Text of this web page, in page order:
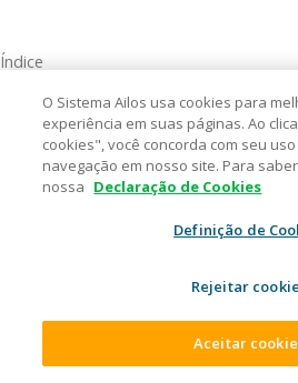
Índice
Add a header to begin generating the
Destaques Ailos
Duplicata Escritural:
no crédito para
cooperados
O Sistema Ailos usa cookies para
experiência em suas páginas. Ao
cookies", você concorda com seu
navegação em nosso site. Para
nossa Declaração de Cookies
Definição de
Rejeitar
Aceitar